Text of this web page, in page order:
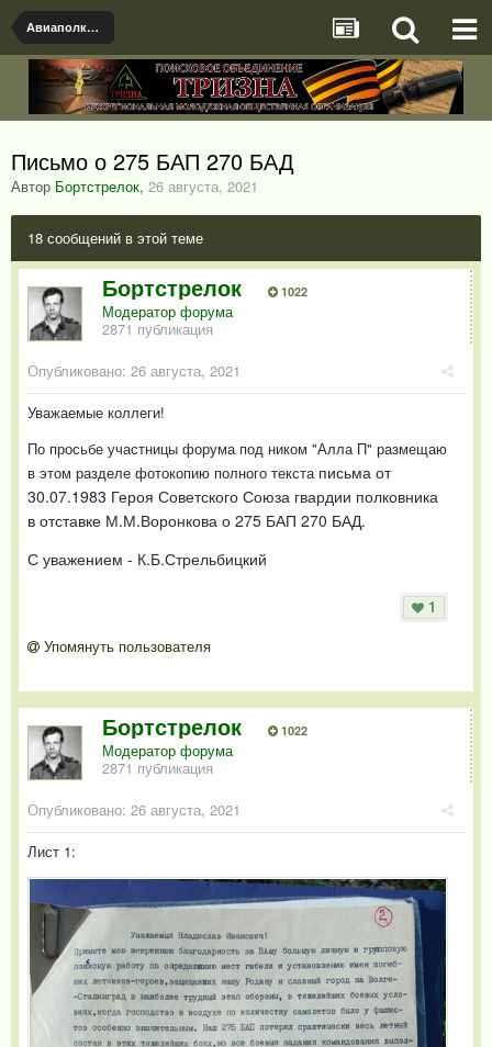
Авиаполки, авиашколы и т.д.
Письмо о 275 БАП 270 БАД
Автор Бортстрелок, 26 августа, 2021
18 сообщений в этой теме
Бортстрелок 1022
Модератор форума
2871 публикация
Опубликовано: 26 августа, 2021
Уважаемые коллеги!
По просьбе участницы форума под ником "Алла П" размещаю
в этом разделе фотокопию полного текста письма от
30.07.1983 Героя Советского Союза гвардии полковника
в отставке М.М.Воронкова о 275 БАП 270 БАД.
С уважением - К.Б.Стрельбицкий
1
Упомянуть пользователя
Бортстрелок 1022
Модератор форума
2871 публикация
Опубликовано: 26 августа, 2021
Лист 1: